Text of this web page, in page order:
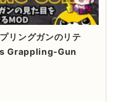
リングガンのリテ
Grappling-Gun